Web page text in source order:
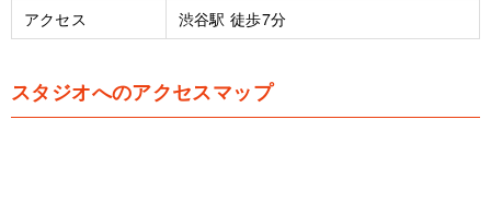
アクセス
渋谷駅 徒歩7分
スタジオへのアクセスマップ